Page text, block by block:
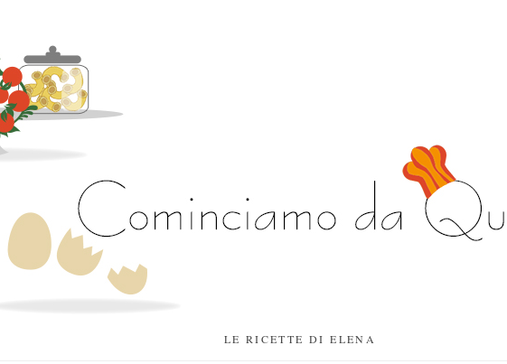
LE RICETTE DI ELENA